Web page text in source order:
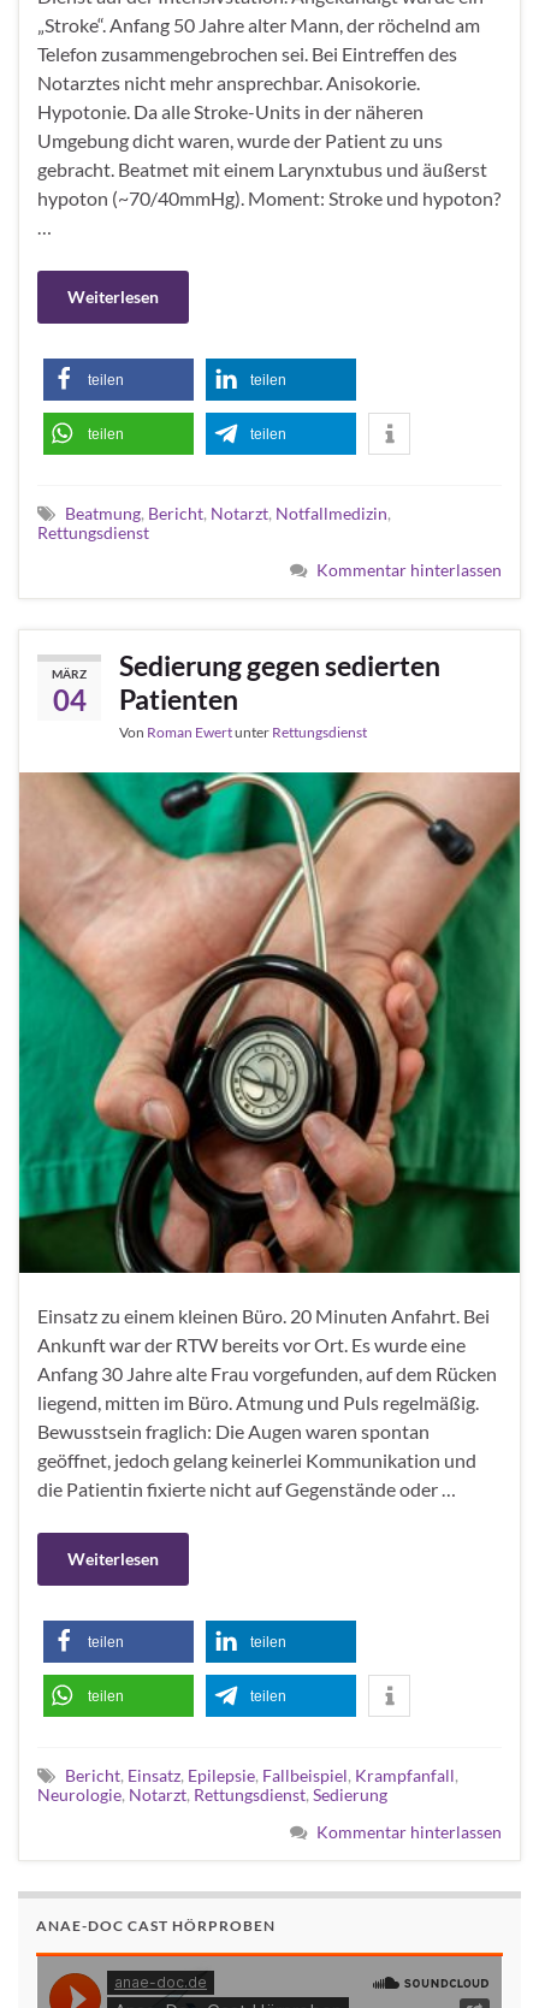
„Stroke“. Anfang 50 Jahre alter Mann, der röchelnd am
Telefon zusammengebrochen sei. Bei Eintreffen des
Notarztes nicht mehr ansprechbar. Anisokorie.
Hypotonie. Da alle Stroke-Units in der näheren
Umgebung dicht waren, wurde der Patient zu uns
gebracht. Beatmet mit einem Larynxtubus und äußerst
hypoton (~70/40mmHg). Moment: Stroke und hypoton?
…
Weiterlesen
teilen teilen
teilen teilen
Beatmung, Bericht, Notarzt, Notfallmedizin,
Rettungsdienst
Kommentar hinterlassen
MÄRZ
04
Sedierung gegen sedierten
Patienten
Von Roman Ewertunter Rettungsdienst
Einsatz zu einem kleinen Büro. 20 Minuten Anfahrt. Bei
Ankunft war der RTW bereits vor Ort. Es wurde eine
Anfang 30 Jahre alte Frau vorgefunden, auf dem Rücken
liegend, mitten im Büro. Atmung und Puls regelmäßig.
Bewusstsein fraglich: Die Augen waren spontan
geöffnet, jedoch gelang keinerlei Kommunikation und
die Patientin fixierte nicht auf Gegenstände oder …
Weiterlesen
teilen teilen
teilen teilen
Bericht, Einsatz, Epilepsie, Fallbeispiel, Krampfanfall,
Neurologie, Notarzt, Rettungsdienst,Sedierung
Kommentar hinterlassen
ANAE-DOC CAST HÖRPROBEN